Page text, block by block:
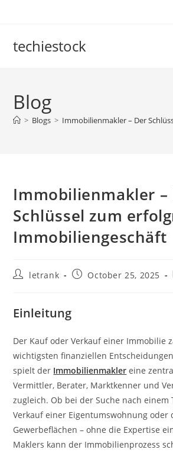
techiestock
Blog
> Blogs > Immobilienmakler – Der
Immobilienmakler –
Schlüssel zum
Immobiliengeschäft
Postletrank
PostOctober 25, 2025
Einleitung
Der Kauf oder Verkauf einer Immobilie
wichtigsten finanziellen
spielt der Immobilienmakler eine
Vermittler, Berater, Marktkenner und
zugleich. Ob bei der Suche nach einem
Verkauf einer Eigentumswohnung oder
Gewerbeflächen – ohne die Expertise
Maklers kann der Immobilienprozess